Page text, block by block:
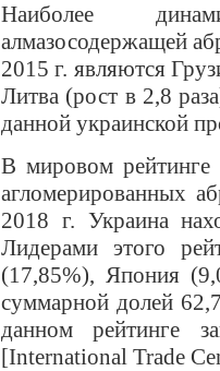
Наиболее
алмазосодержащей
2015 г. являются
Литва (рост в 2,8
данной украинской
В мировом рейтинге
агломерированных
2018 г. Украина
Лидерами этого
(17,85%), Япония
суммарной долей
данном рейтинге
[International Trade